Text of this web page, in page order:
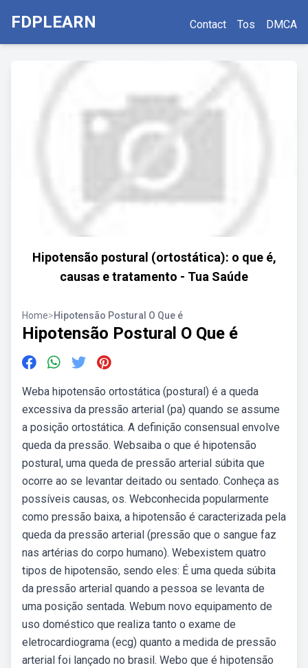
FDPLEARN Contact Tos DMCA
Hipotensão postural (ortostática): o que é,
causas e tratamento - Tua Saúde
Home>Hipotensão Postural O Que é
Hipotensão Postural O Que é
Weba hipotensão ortostática (postural) é a queda
excessiva da pressão arterial (pa) quando se assume
a posição ortostática. A definição consensual envolve
queda da pressão. Websaiba o que é hipotensão
postural, uma queda de pressão arterial súbita que
ocorre ao se levantar deitado ou sentado. Conheça as
possíveis causas, os. Webconhecida popularmente
como pressão baixa, a hipotensão é caracterizada pela
queda da pressão arterial (pressão que o sangue faz
nas artérias do corpo humano). Webexistem quatro
tipos de hipotensão, sendo eles: É uma queda súbita
da pressão arterial quando a pessoa se levanta de
uma posição sentada. Webum novo equipamento de
uso doméstico que realiza tanto o exame de
eletrocardiograma (ecg) quanto a medida de pressão
arterial foi lançado no brasil. Webo que é hipotensão